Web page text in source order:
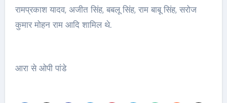
रामप्रकाश यादव, अजीत सिंह, बबलू सिंह, राम बाबू सिंह, सरोज
कुमार मोहन राम आदि शामिल थे.
आरा से ओपी पांडे